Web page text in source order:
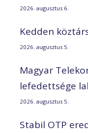
2026. augusztus 6.
Kedden
2026. augusztus 5.
Magyar
lefedettsége
2026. augusztus 5.
Stabil OTP